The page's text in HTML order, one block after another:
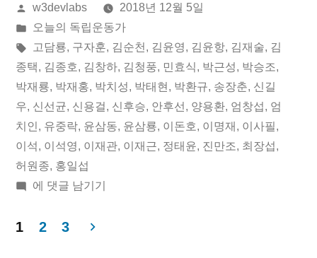
월
05
일
오
늘
의
독
운
올
린
이:
w3devlabs
2018년 12월 5일
게
시
됨:
오늘의 독립운동가
태
그:
고담룡, 구자훈, 김순천 , 김윤영, 김윤항, 김재술, 김
종택, 김종호, 김창하, 김청풍, 민효식, 박근성, 박승조,
박재룡, 박재홍, 박치성, 박태현 , 박환규, 송장춘, 신길
우, 신선균, 신용걸, 신후승, 안후선 , 양용환, 엄창섭, 엄
치인 , 유중락, 윤삼동, 윤삼룡, 이돈호, 이명재 , 이사필,
이석, 이석영, 이재관, 이재근, 정태윤, 진만조, 최장섭,
허원종, 홍일섭
2018
12
에 댓글 남기기
1 2 3